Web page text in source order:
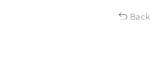
Back